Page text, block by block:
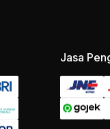
Jasa